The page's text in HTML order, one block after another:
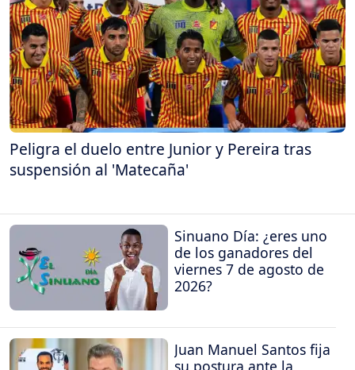
Peligra el duelo entre Junior y Pereira tras
suspensión al 'Matecaña'
Sinuano Día: ¿eres uno
de los ganadores del
viernes 7 de agosto de
2026?
Juan Manuel Santos fija